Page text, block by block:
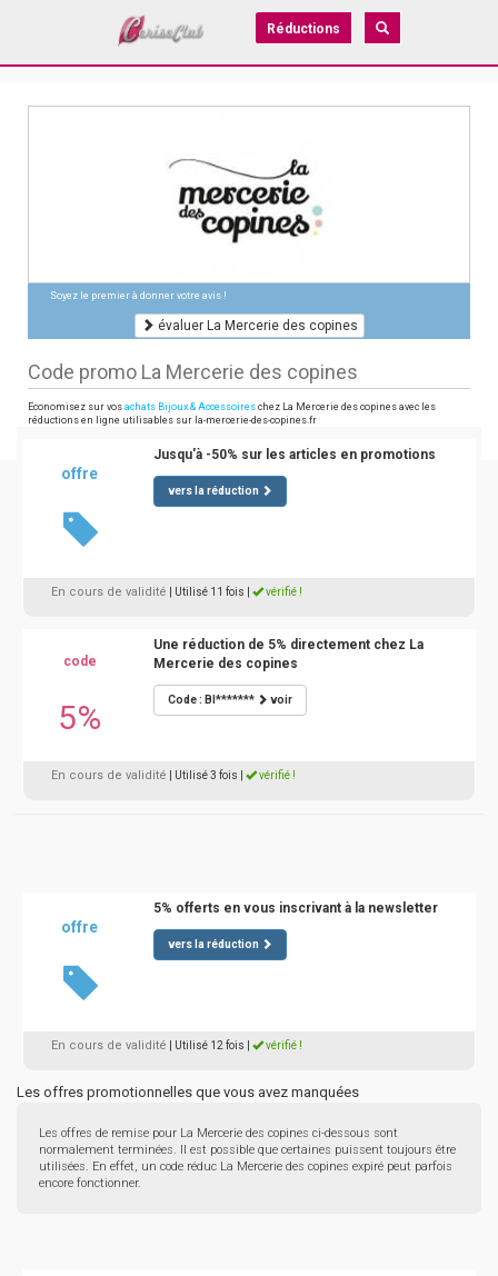
Réductions
Soyez le premier à donner votre avis !
évaluer La Mercerie des copines
Code promo La Mercerie des copines
Economisez sur vos achats Bijoux & Accessoires chez La Mercerie des copines avec les
réductions en ligne utilisables sur la-mercerie-des-copines.fr
offre
Jusqu'à -50% sur les articles en promotions
vers la réduction
En cours de validité | Utilisé 11 fois vérifié !
code
5%
Une réduction de 5% directement chez La
Mercerie des copines
Code : BI******* voir
En cours de validité | Utilisé 3 fois vérifié !
offre
5% offerts en vous inscrivant à la newsletter
vers la réduction
En cours de validité | Utilisé 12 fois vérifié !
Les offres promotionnelles que vous avez manquées
Les offres de remise pour La Mercerie des copines ci-dessous sont
normalement terminées. Il est possible que certaines puissent toujours être
utilisées. En effet, un code réduc La Mercerie des copines expiré peut parfois
encore fonctionner.